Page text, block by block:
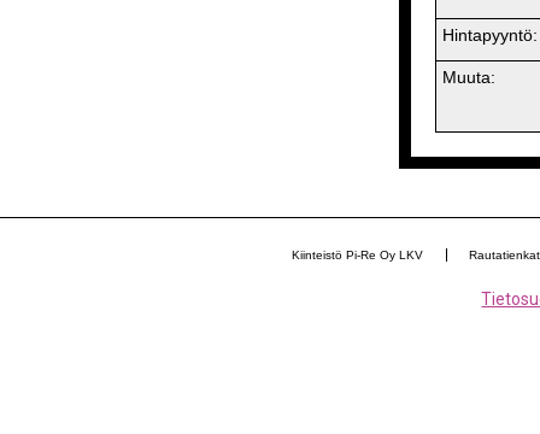
Hintapyyntö:
Muuta:
Kiinteistö Pi-Re Oy LKV